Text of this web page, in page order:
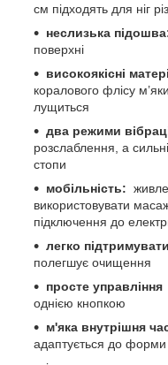
см підходять для ніг
неслизька
поверхні
високоякісні
коралового флісу
лущиться
два режими
розслаблення, а
стопи
мобільність:
використовувати
підключення до
легко
полегшує очищення
просте управління
однією кнопкою
м'яка внутрішня
адаптується до форми